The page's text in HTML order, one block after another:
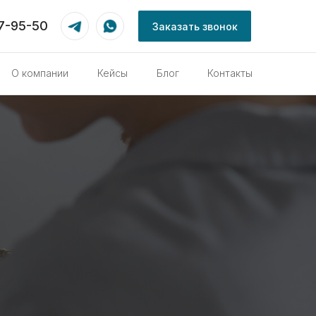
Заказать звонок
95-50
О компании Кейсы Блог Контакты